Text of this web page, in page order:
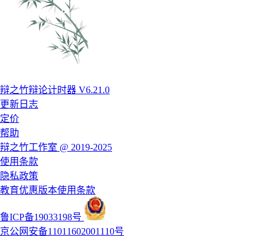
辩之竹辩论计时器 V6.21.0
更新日志
定价
帮助
辩之竹工作室 @ 2019-2025
使用条款
隐私政策
教育优惠版本使用条款
鲁ICP备19033198号
京公网安备11011602001110号